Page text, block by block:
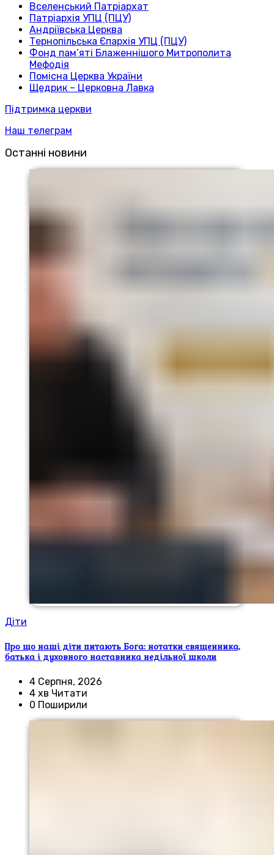
Вселенський Патріархат
Патріархія УПЦ (ПЦУ)
Андріївська Церква
Тернопільська Єпархія УПЦ (ПЦУ)
Фонд пам’яті Блаженнішого Митрополита
Мефодія
Помісна Церква України
Щедрик – Церковна Лавка
Підтримка церкви
Наш телеграм
Останні новини
Діти
Про що наші діти питають Бога: нотатки священника,
батька і духовного наставника недільної школи
4 Серпня, 2026
4 хв Читати
0 Поширили